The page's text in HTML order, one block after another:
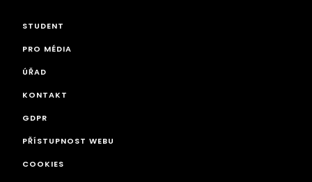
STUDENT
PRO MÉDIA
ÚŘAD
KONTAKT
GDPR
PŘÍSTUPNOST WEBU
COOKIES